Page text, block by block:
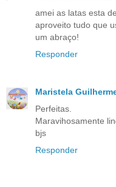
amei as latas esta
aproveito tudo que
um abraço!
Responder
Maristela
Perfeitas.
Maravihosamente
bjs
Responder